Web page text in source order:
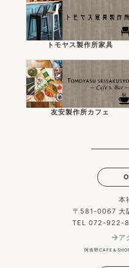
トモヤス製作所家具
友安製作所カフェ
本
〒581-0067 大
TEL 072-922-
ア
阿倍野CAFE＆